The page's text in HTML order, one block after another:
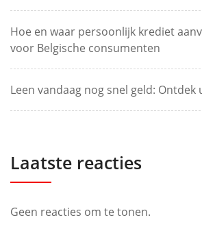
Hoe en waar persoonlijk krediet
voor Belgische consumenten
Leen vandaag nog snel geld: Ontdek
Laatste reacties
Geen reacties om te tonen.